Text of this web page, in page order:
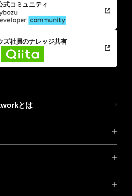
式コミュニティ
ズ社員のナレッジ共有
とは